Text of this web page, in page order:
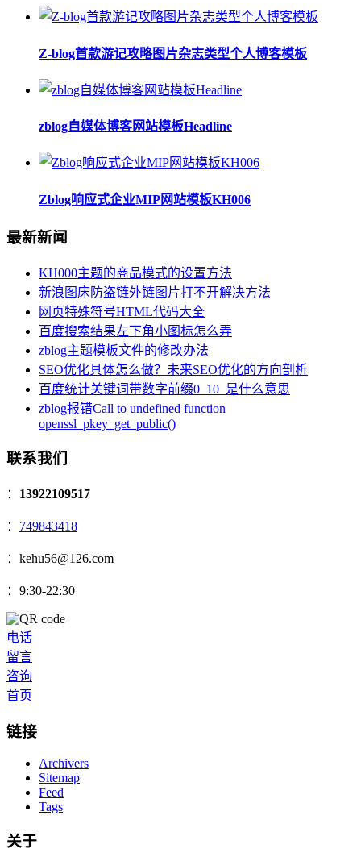
Z-blog首款游记攻略图片杂志类型个人博客模板
zblog自媒体博客网站模板Headline
Zblog响应式企业MIP网站模板KH006
最新新闻
KH000主题的商品模式的设置方法
新浪图床防盗链外链图片打不开解决方法
网页特殊符号HTML代码大全
百度搜索结果左下角小图标怎么弄
zblog主题模板文件的修改办法
SEO优化具体怎么做？未来SEO优化的方向剖析
百度统计关键词带数字前缀0_10_是什么意思
zblog报错Call to undefined function
openssl_pkey_get_public()
联系我们
： 13922109517
： 749843418
：kehu56@126.com
：9:30-22:30
电话
留言
咨询
首页
链接
Archivers
Sitemap
Feed
Tags
关于